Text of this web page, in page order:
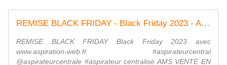
REMISE BLACK FRIDAY - Black Friday 2023 - AMS Aspiration Centralisée
REMISE BLACK FRIDAY Black Friday 2023 avec
www.aspiration-web.fr #aspirateurcentral
@aspirateurcentrale #aspirateur centralisé AMS VENTE EN